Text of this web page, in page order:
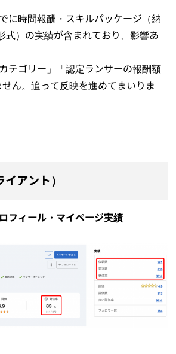
に時間報酬・スキルパッケージ（納
式）の実績が含まれており、影響あ
テゴリー」「認定ランサーの報酬額
ん。追って反映を進めてまいりま
アント）
フィール・マイページ実績